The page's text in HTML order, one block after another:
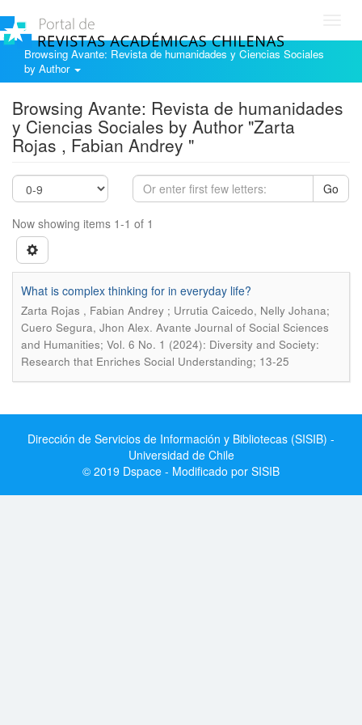
Browsing Avante: Revista de humanidades y Ciencias Sociales
by Author
Browsing Avante: Revista de humanidades
y Ciencias Sociales by Author "Zarta
Rojas , Fabian Andrey "
Go
Now showing items 1-1 of 1
What is complex thinking for in everyday life?
Zarta Rojas , Fabian Andrey ; Urrutia Caicedo, Nelly Johana;
Cuero Segura, Jhon Alex. Avante Journal of Social Sciences
and Humanities; Vol. 6 No. 1 (2024): Diversity and Society:
Research that Enriches Social Understanding; 13-25
Dirección de Servicios de Información y Bibliotecas (SISIB) -
Universidad de Chile
© 2019 Dspace - Modificado por SISIB